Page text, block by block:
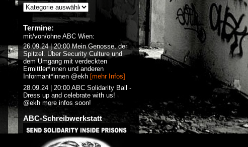
Termine:
mit/von/ohne ABC Wien:
26.09.24 | 20:00 Mein Genosse, der
Spitzel. Über Security Culture und
dem Umgang mit verdeckten
Ermittler*innen und anderen
Informant*innen @ekh [mehr Infos]
28.09.24 | 20:00 ABC Solidarity Ball -
Dress up and celebrate with us!
@ekh more infos soon!
ABC-Schreibwerkstatt